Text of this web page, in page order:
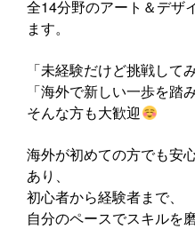
全14分野のアート＆デザ
ます。
「未経験だけど挑戦して
「海外で新しい一歩を踏
そんな方も大歓迎
海外が初めての方でも安
あり、
初心者から経験者まで、
自分のペースでスキルを